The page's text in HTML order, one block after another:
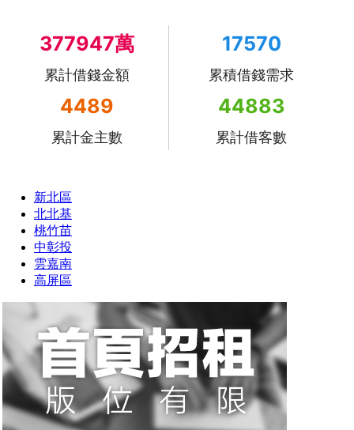
377947萬
累計借錢金額
17570
累積借錢需求
4489
累計金主數
44883
累計借客數